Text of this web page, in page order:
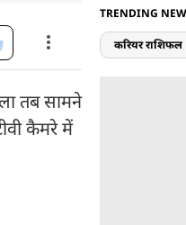
तब सामने
कैमरे में
TRENDING
करियर राशिफल